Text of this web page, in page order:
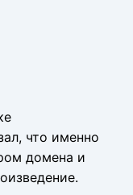
что именно
домена и